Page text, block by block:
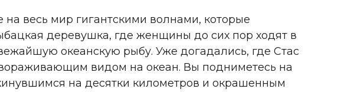
весь мир гигантскими волнами, которые
деревушка, где женщины до сих пор ходят в
океанскую рыбу. Уже догадались, где Стас
видом на океан. Вы подниметесь на
на десятки километров и окрашенным